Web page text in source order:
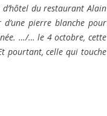
du restaurant Alain
pierre blanche pour
…/… le 4 octobre, cette
pourtant, celle qui touche